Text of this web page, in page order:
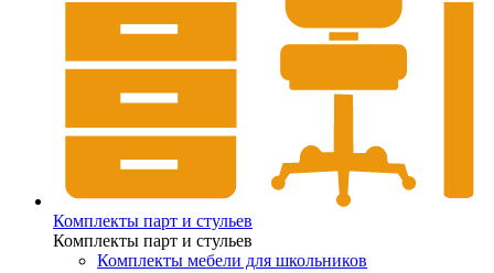
Комплекты парт и стульев
Комплекты парт и стульев
Комплекты мебели для школьников